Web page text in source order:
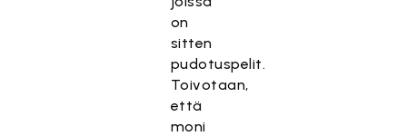
on
sitten
pudotuspelit.
Toivotaan,
että
moni